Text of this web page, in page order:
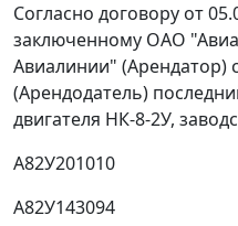
Согласно договору от
заключенному ОАО
Авиалинии"
(Арендодатель)
двигателя НК-8-2У,
А82У201010
А82У143094